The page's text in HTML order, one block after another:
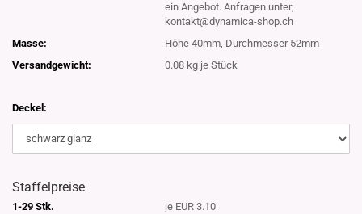
ein Angebot. Anfragen unter;
kontakt@dynamica-shop.ch
Masse:
Höhe 40mm, Durchmesser 52mm
Versandgewicht:
0.08 kg je Stück
Deckel:
Staffelpreise
1-29 Stk.
je EUR 3.10